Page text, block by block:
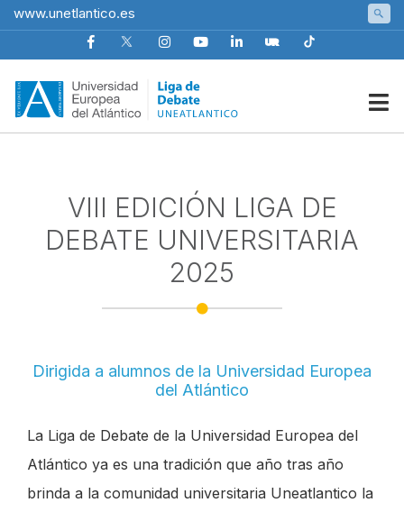
Skip
to
www.unetlantico.es
Liga de Debate Uneatlantico
VIII EDICIÓN LIGA DE
DEBATE UNIVERSITARIA
2025
Dirigida a alumnos de la Universidad Europea
del Atlántico
La Liga de Debate de la Universidad Europea del
Atlántico ya es una tradición que año tras año
brinda a la comunidad universitaria Uneatlantico la